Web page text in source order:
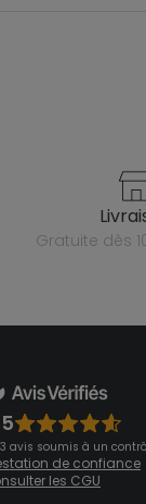
gratuite dès
avis soumis à un
de confiance
les CGU